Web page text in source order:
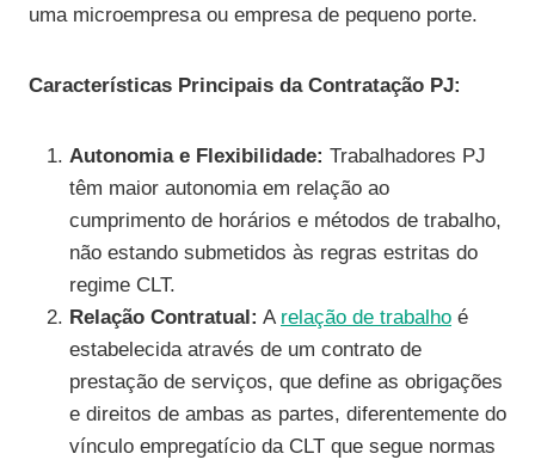
uma microempresa ou empresa de pequeno porte.
Características Principais da Contratação PJ:
Autonomia e Flexibilidade: Trabalhadores PJ
têm maior autonomia em relação ao
cumprimento de horários e métodos de trabalho,
não estando submetidos às regras estritas do
regime CLT.
Relação Contratual: A relação de trabalho é
estabelecida através de um contrato de
prestação de serviços, que define as obrigações
e direitos de ambas as partes, diferentemente do
vínculo empregatício da CLT que segue normas